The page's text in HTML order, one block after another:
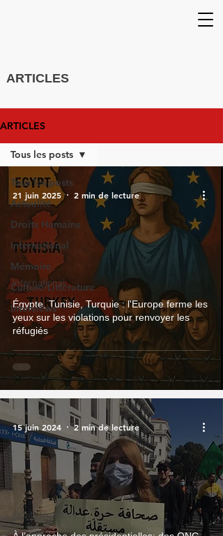
ARTICLES
ARTICLES
Tous les posts
Actualité
Droits Humains
International
Mémoire
Culture/Littérature
Interviews
Tous les posts
Égypte, Tunisie, Turquie : l'Europe ferme les
yeux sur les violations pour renvoyer les
réfugiés
International
21 juin 2025 2 min de lecture
Droits Humains
15 juin 2024 2 min de lecture